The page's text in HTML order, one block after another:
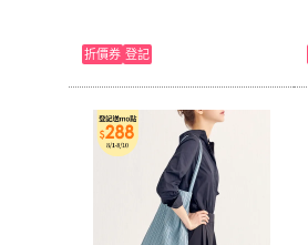
折價券 登記